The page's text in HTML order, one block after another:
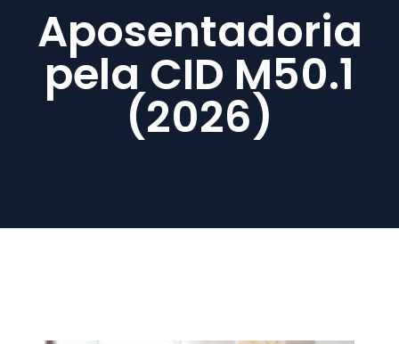
Aposentadoria
pela CID M50.1
(2026)